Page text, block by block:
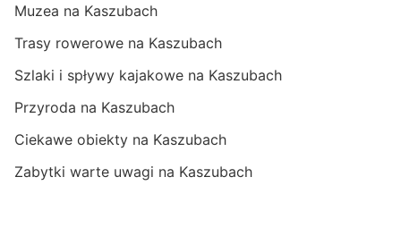
Muzea na Kaszubach
Trasy rowerowe na Kaszubach
Szlaki i spływy kajakowe na Kaszubach
Przyroda na Kaszubach
Ciekawe obiekty na Kaszubach
Zabytki warte uwagi na Kaszubach